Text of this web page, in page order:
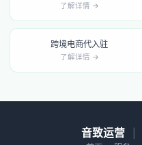
了解详情 →
跨境电商代入驻
了解详情 →
音致运营